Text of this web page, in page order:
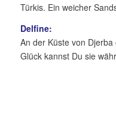
Türkis. Ein weicher
Delfine:
An der Küste von
Glück kannst Du sie